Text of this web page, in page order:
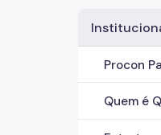
Procon
Quem é